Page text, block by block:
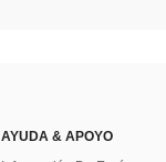
AYUDA & APOYO